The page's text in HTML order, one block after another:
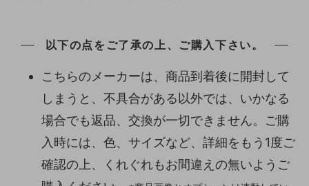
以下の点をご了承の上、ご購入下さい。
こちらのメーカーは、商品到着後に開封して
しまうと、不具合がある以外では、いかなる
場合でも返品、交換が一切できません。ご購
入時には、色、サイズなど、詳細をもう1度ご
確認の上、くれぐれもお間違えの無いようご